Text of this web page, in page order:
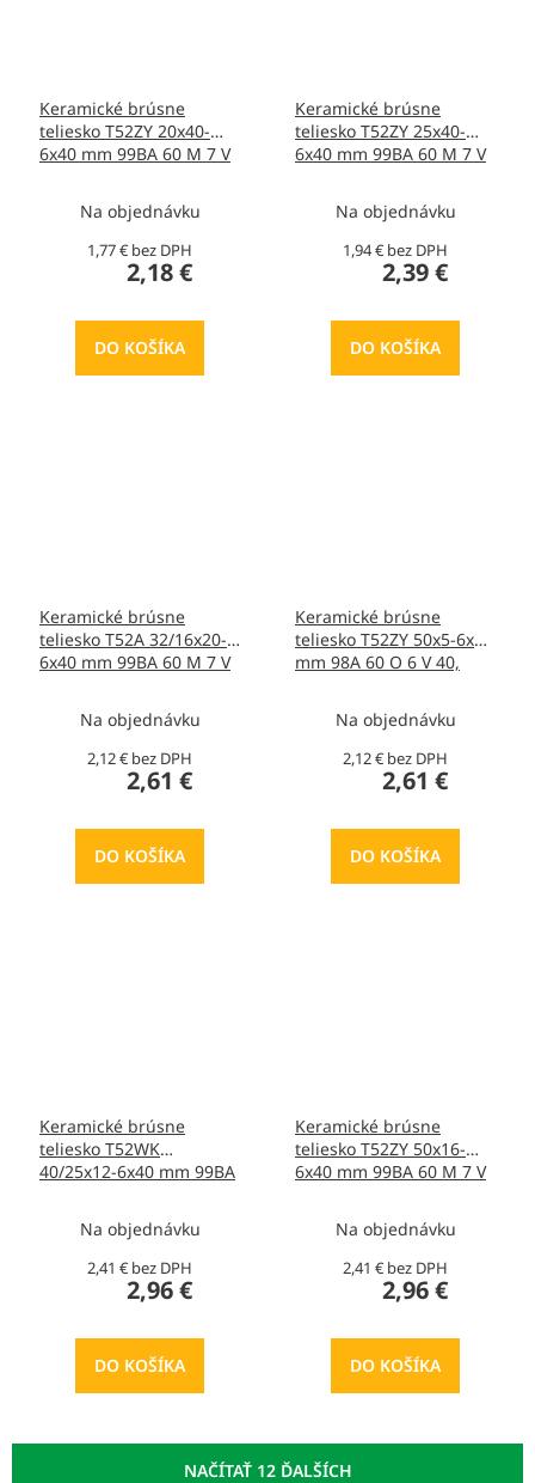
Keramické brúsne
teliesko T52ZY 20x40-
6x40 mm 99BA 60 M 7 V
Na objednávku
1,77 € bez DPH
2,18 €
DO KOŠÍKA
Keramické brúsne
teliesko T52ZY 25x40-
6x40 mm 99BA 60 M 7 V
Na objednávku
1,94 € bez DPH
2,39 €
DO KOŠÍKA
Keramické brúsne
teliesko T52A 32/16x20-
6x40 mm 99BA 60 M 7 V
Na objednávku
2,12 € bez DPH
2,61 €
DO KOŠÍKA
Keramické brúsne
teliesko T52ZY 50x5-6x40
mm 98A 60 O 6 V 40,
Na objednávku
2,12 € bez DPH
2,61 €
DO KOŠÍKA
Keramické brúsne
teliesko T52WK
40/25x12-6x40 mm 99BA
Na objednávku
2,41 € bez DPH
2,96 €
DO KOŠÍKA
Keramické brúsne
teliesko T52ZY 50x16-
6x40 mm 99BA 60 M 7 V
Na objednávku
2,41 € bez DPH
2,96 €
DO KOŠÍKA
NAČÍTAŤ 12 ĎALŠÍCH